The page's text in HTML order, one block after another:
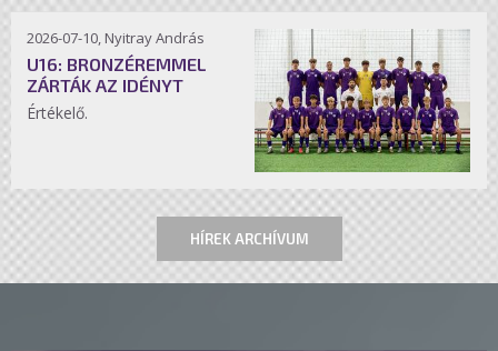
2026-07-10, Nyitray András
U16: BRONZÉREMMEL
ZÁRTÁK AZ IDÉNYT
Értékelő.
HÍREK ARCHÍVUM